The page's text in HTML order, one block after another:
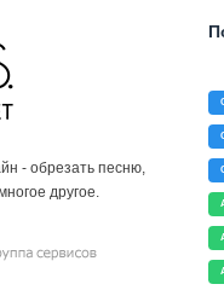
- обрезать песню,
другое.